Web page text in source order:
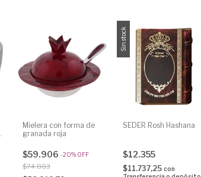
Mielera con forma de
granada roja
$59.906 -20% OFF
$74.883
Sin stock
SEDER Rosh Hashana
$12.355
$11.737,25 con